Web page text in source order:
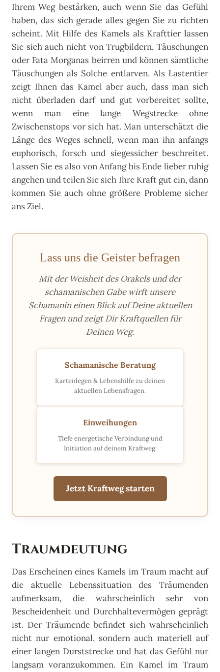
Ihrem Weg bestärken, auch wenn Sie das Gefühl
haben, das sich gerade alles gegen Sie zu richten
scheint. Mit Hilfe des Kamels als Krafttier lassen
Sie sich auch nicht von Trugbildern, Täuschungen
oder Fata Morganas beirren und können sämtliche
Täuschungen als Solche entlarven. Als Lastentier
zeigt Ihnen das Kamel aber auch, dass man sich
nicht überladen darf und gut vorbereitet sollte,
wenn man eine lange Wegstrecke ohne
Zwischenstops vor sich hat. Man unterschätzt die
Länge des Weges schnell, wenn man ihn anfangs
euphorisch, forsch und siegessicher beschreitet.
Lassen Sie es also von Anfang bis Ende lieber ruhig
angehen und teilen Sie sich Ihre Kraft gut ein, dann
kommen Sie auch ohne größere Probleme sicher
ans Ziel.
Lass uns die Geister befragen
Mit der Weisheit des Orakels und der
schamanischen Gabe wirft unsere
Schamanin einen Blick auf Deine aktuellen
Fragen und zeigt Dir Kraftquellen für
Deinen Weg.
Schamanische Beratung
Kartenlegen & Lebenshilfe zu deinen
aktuellen Lebensfragen.
Einweihungen
Tiefe energetische Verbindung und
Initiation auf deinem Kraftweg.
Jetzt Kraftweg starten
Traumdeutung
Das Erscheinen eines Kamels im Traum macht auf
die aktuelle Lebenssituation des Träumenden
aufmerksam, die wahrscheinlich sehr von
Bescheidenheit und Durchhaltevermögen geprägt
ist. Der Träumende befindet sich wahrscheinlich
nicht nur emotional, sondern auch materiell auf
einer langen Durststrecke und hat das Gefühl nur
langsam voranzukommen. Ein Kamel im Traum